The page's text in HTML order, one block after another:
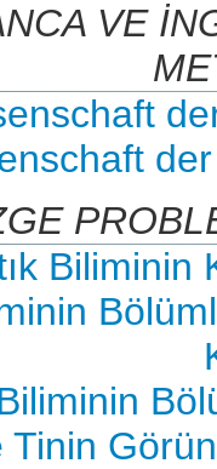
VE
Biliminin
Tinin